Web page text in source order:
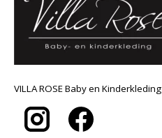
VILLA ROSE Baby en Kinderkleding